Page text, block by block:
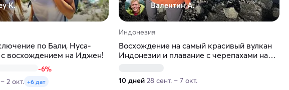
K.
по Бали, Нуса-
восхождением на Иджен!
-6%
2 окт. +6 дат
Валентин А.
Индонезия
Восхождение на самый красивый вулкан
Индонезии и плавание с черепахами на
10 дней 28 сент. – 7 окт.